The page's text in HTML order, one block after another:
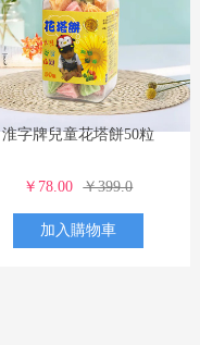
淮字牌兒童花塔餅50粒
￥78.00 ￥399.0
加入購物車